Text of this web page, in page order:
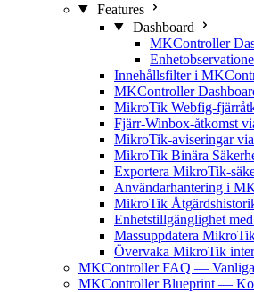
Features
Dashboard
MKController
Innehållsfilter i
MKController
MikroTik Webfig-
Fjärr-Winbox-åtkomst
MikroTik-aviseringar
MikroTik Binära
Exportera MikroTik-
Användarhantering i
MikroTik
Enhetstillgänglighet
Massuppdatera
Övervaka MikroTik
MKController FAQ — Vanliga
MKController Blueprint —